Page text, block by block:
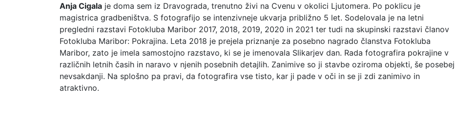
Anja Cigala je doma sem iz Dravograda, trenutno živi na Cvenu v okolici Ljutomera. Po poklicu je
magistrica gradbeništva. S fotografijo se intenzivneje ukvarja približno 5 let. Sodelovala je na letni
pregledni razstavi Fotokluba Maribor 2017, 2018, 2019, 2020 in 2021 ter tudi na skupinski razstavi članov
Fotokluba Maribor: Pokrajina. Leta 2018 je prejela priznanje za posebno nagrado članstva Fotokluba
Maribor, zato je imela samostojno razstavo, ki se je imenovala Slikarjev dan. Rada fotografira pokrajine v
različnih letnih časih in naravo v njenih posebnih detajlih. Zanimive so ji stavbe oziroma objekti, še posebej
nevsakdanji. Na splošno pa pravi, da fotografira vse tisto, kar ji pade v oči in se ji zdi zanimivo in
atraktivno.